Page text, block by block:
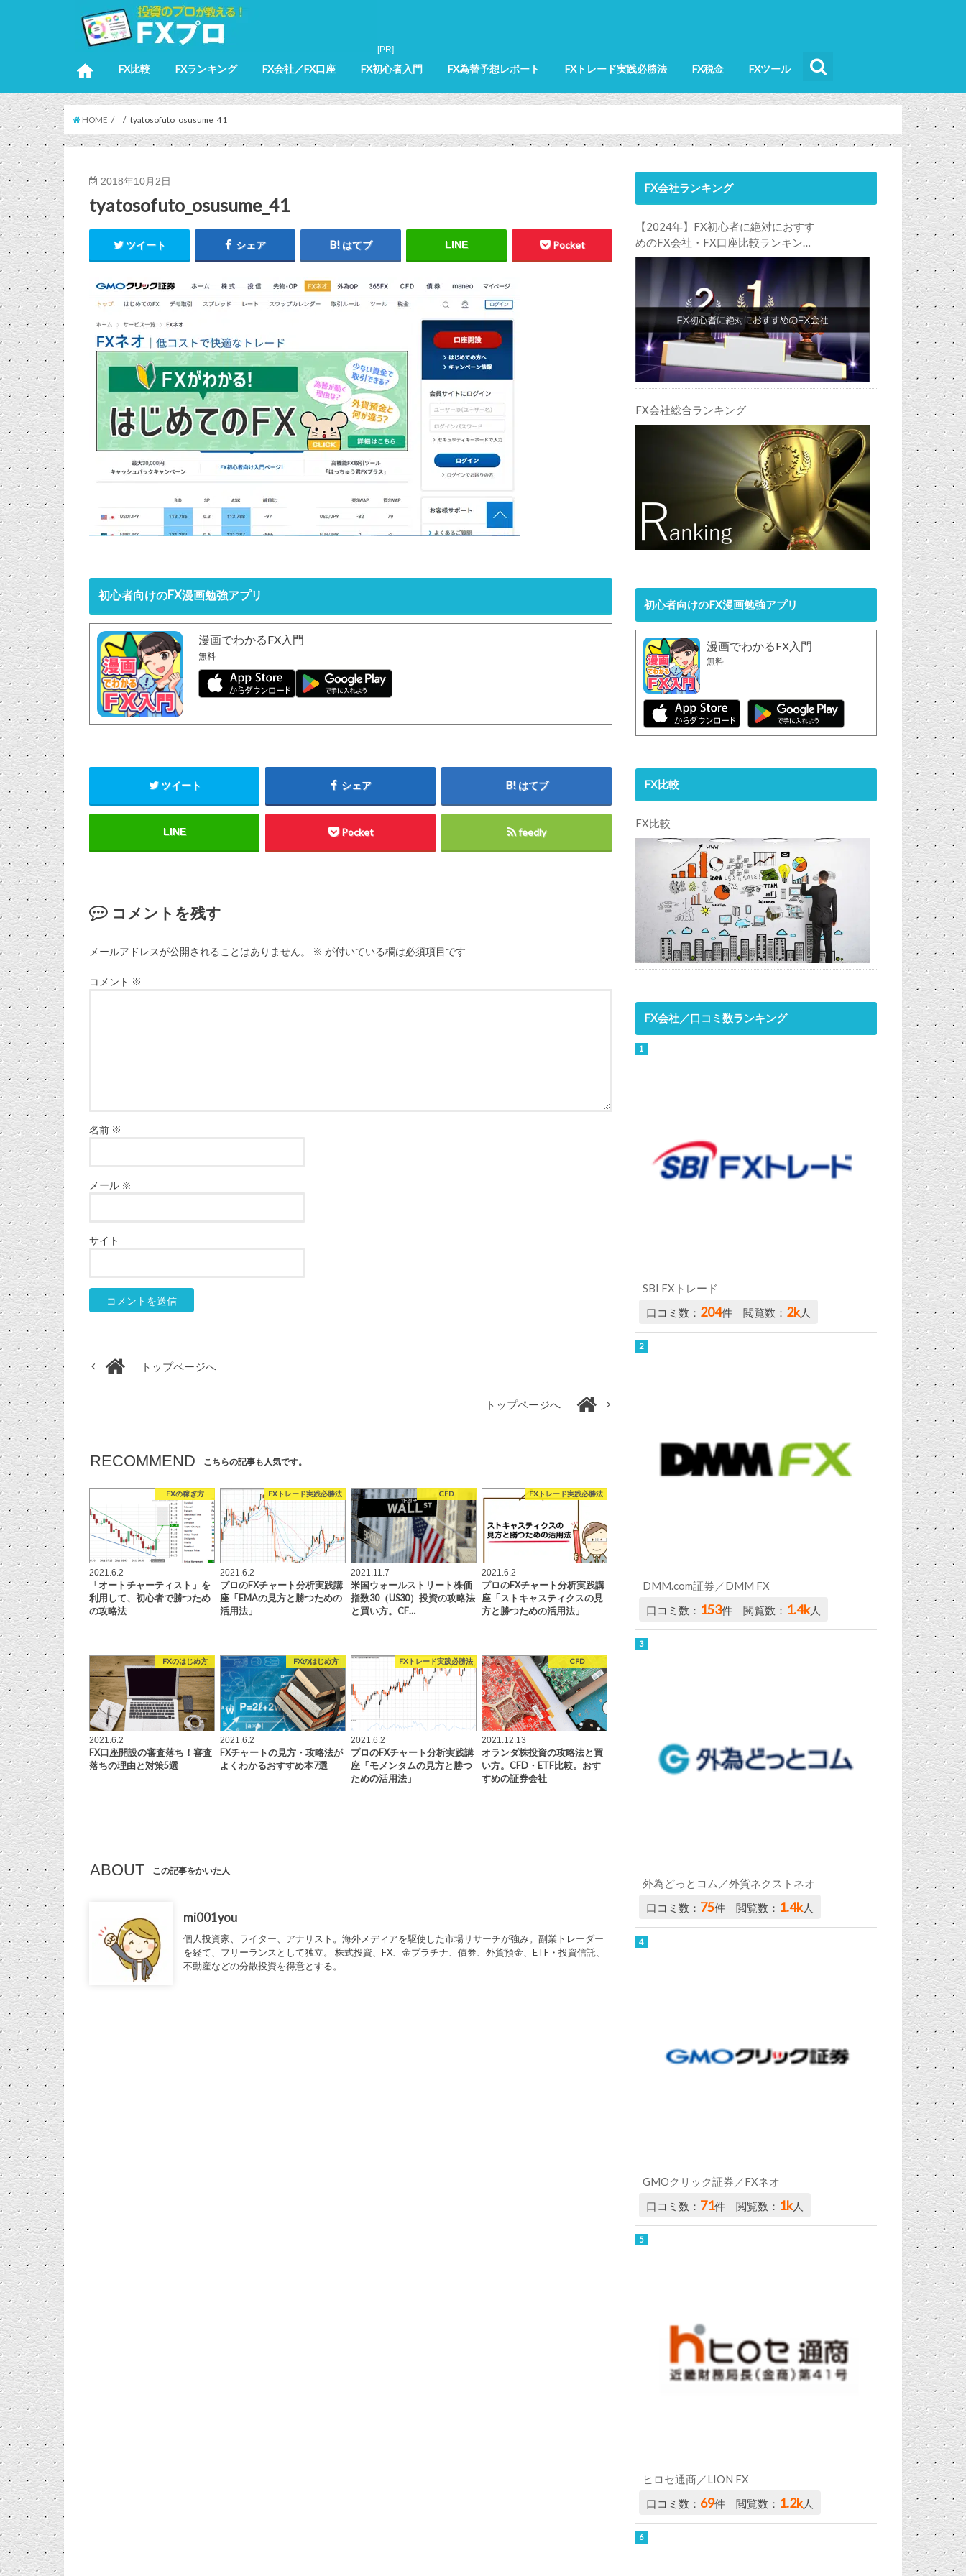
FX比較 FXランキング FX会社／FX口座 FX初心者入門 FX為替予想レポート FXトレード実践必勝法 FX税金 FXツール
HOME tyatosofuto_osusume_41
2018年10月2日
tyatosofuto_osusume_41
ツイート シェア はてブ LINE Pocket
初心者向けのFX漫画勉強アプリ
漫画でわかるFX入門
無料
ツイート シェア はてブ
LINE Pocket feedly
コメントを残す
メールアドレスが公開されることはありません。 ※ が付いている欄は必須項目です
コメント ※
名前 ※
メール ※
サイト
トップページへ
トップページへ
RECOMMEND こちらの記事も人気です。
FXの稼ぎ方
2021.6.2
「オートチャーティスト」を
利用して、初心者で勝つため
の攻略法
FXトレード実践必勝法
2021.6.2
プロのFXチャート分析実践講
座「EMAの見方と勝つための
活用法」
CFD
2021.11.7
米国ウォールストリート株価
指数30（US30）投資の攻略法
と買い方。CF…
FXトレード実践必勝法
2021.6.2
プロのFXチャート分析実践講
座「ストキャスティクスの見
方と勝つための活用法」
FXのはじめ方
2021.6.2
FX口座開設の審査落ち！審査
落ちの理由と対策5選
FXのはじめ方
2021.6.2
FXチャートの見方・攻略法が
よくわかるおすすめ本7選
FXトレード実践必勝法
2021.6.2
プロのFXチャート分析実践講
座「モメンタムの見方と勝つ
ための活用法」
CFD
2021.12.13
オランダ株投資の攻略法と買
い方。CFD・ETF比較。おす
すめの証券会社
ABOUT この記事をかいた人
mi001you
個人投資家、ライター、アナリスト。海外メディアを駆使した市場リサーチが強み。副業トレーダー
を経て、フリーランスとして独立。 株式投資、FX、金プラチナ、債券、外貨預金、ETF・投資信託、
不動産などの分散投資を得意とする。
FX会社ランキング
【2024年】FX初心者に絶対におすす
めのFX会社・FX口座比較ランキン
グ。FX初心者におすすめの理由・注
意点も合わせて解説します！
FX会社総合ランキング
初心者向けのFX漫画勉強アプリ
漫画でわかるFX入門
無料
FX比較
FX比較
FX会社／口コミ数ランキング
SBI FXトレード
口コミ数： 204件 閲覧数： 2k人
DMM.com証券／DMM FX
口コミ数： 153件 閲覧数： 1.4k人
外為どっとコム／外貨ネクストネオ
口コミ数： 75件 閲覧数： 1.4k人
GMOクリック証券／FXネオ
口コミ数： 71件 閲覧数： 1k人
ヒロセ通商／LION FX
口コミ数： 69件 閲覧数： 1.2k人